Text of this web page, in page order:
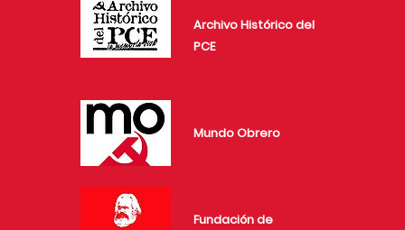
Archivo Histórico del
PCE
Mundo Obrero
Fundación de